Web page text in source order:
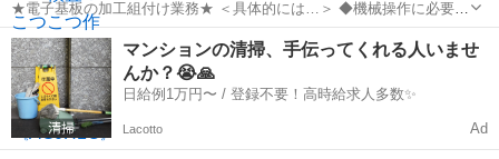
★電子基板の加工組付け業務★ ＜具体的には…＞ ◆機械操作に必要な
部品をセット→ボタンを押す ◆電子基板を機械を使って検査する ☆人
気の軽作業！ 立ったり座ったり、ほど良い動きがあります♪ ☆細か
い作業...
兵庫 多可郡 建築
マンションの清掃、手伝ってくれる人いませ
んか？😭🙏
日給例1万円〜 / 登録不要！高時給求人多数✨
Lacotto Ad